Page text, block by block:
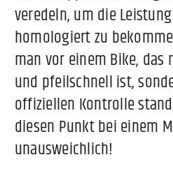
veredeln, um die Leistung
homologiert zu
man vor einem Bike,
und pfeilschnell ist,
offiziellen Kontrolle
diesen Punkt bei einem
unausweichlich!